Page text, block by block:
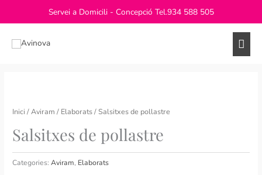
Servei a Domicili - Concepció Tel.934 588 505
Inici /Aviram / Elaborats/ Salsitxes de pollastre
Salsitxes de pollastre
Categories:Aviram, Elaborats